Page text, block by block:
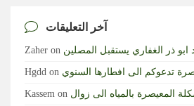
آخر التعليقات
Zaher on ذر الغفاري يستقبل المصلين
Hgdd on تدعوكم الى افطارها السنوي
Kassem on المعيصرة بالمياه الى زوال